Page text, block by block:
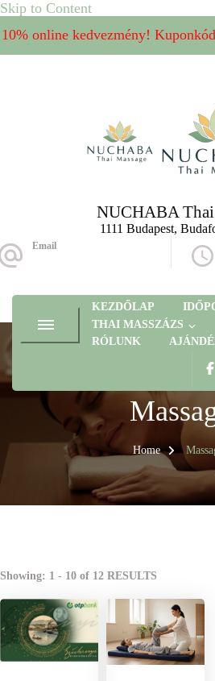
Skip to Content
10% online kedvezmény!
NUCHABA Thai
1111 Budapest,
Email
KEZDŐLAP
THAI MASSZÁZS
RÓLUNK
Home
Showing: 1 - 10 of 12 RESULTS